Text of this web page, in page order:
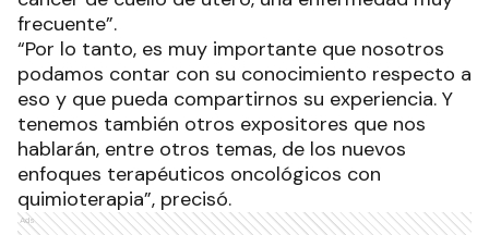
frecuente”.
“Por lo tanto, es muy importante que nosotros
podamos contar con su conocimiento respecto a
eso y que pueda compartirnos su experiencia. Y
tenemos también otros expositores que nos
hablarán, entre otros temas, de los nuevos
enfoques terapéuticos oncológicos con
quimioterapia”, precisó.
Ads